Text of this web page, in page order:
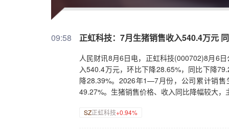
09:58 正虹科技：7月生猪销售收入540.4万元
人民财讯8月6日电，正虹科技(000702)8月6
入540.4万元，环比下降28.65%，同比下降
降28.39%。2026年1—7月份，公司累计销
49.27%。生猪销售价格、收入同比降幅较大
SZ正虹科技+0.94%